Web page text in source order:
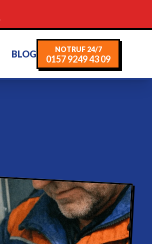
BLOG NOTRUF 24/7
0157 9249 43 09